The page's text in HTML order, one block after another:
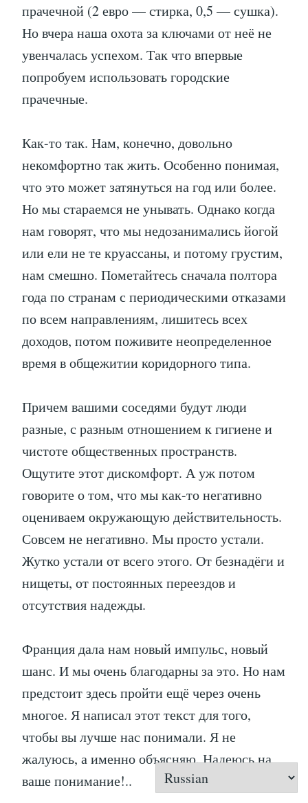
прачечной (2 евро — стирка, 0,5 — сушка).
Но вчера наша охота за ключами от неё не
увенчалась успехом. Так что впервые
попробуем использовать городские
прачечные.
Как-то так. Нам, конечно, довольно
некомфортно так жить. Особенно понимая,
что это может затянуться на год или более.
Но мы стараемся не унывать. Однако когда
нам говорят, что мы недозанимались йогой
или ели не те круассаны, и потому грустим,
нам смешно. Пометайтесь сначала полтора
года по странам с периодическими отказами
по всем направлениям, лишитесь всех
доходов, потом поживите неопределенное
время в общежитии коридорного типа.
Причем вашими соседями будут люди
разные, с разным отношением к гигиене и
чистоте общественных пространств.
Ощутите этот дискомфорт. А уж потом
говорите о том, что мы как-то негативно
оцениваем окружающую действительность.
Совсем не негативно. Мы просто устали.
Жутко устали от всего этого. От безнадёги и
нищеты, от постоянных переездов и
отсутствия надежды.
Франция дала нам новый импульс, новый
шанс. И мы очень благодарны за это. Но нам
предстоит здесь пройти ещё через очень
многое. Я написал этот текст для того,
чтобы вы лучше нас понимали. Я не
жалуюсь, а именно объясняю. Надеюсь на
ваше понимание!..